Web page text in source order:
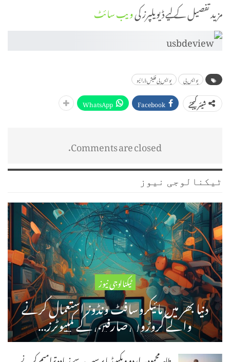
مزید تفصیل کے لیے ڈیویلپرز کیویب سائٹ
یو ایس بی یو ایس بی فلیش ڈرائیو
شیئر کیجئے Facebook
WhatsApp
Comments are closed.
ٹیکنالوجی نیوز
ٹیکنالوجی نیوز
دنیا بھر میں مائیکروسافٹ ونڈوز استعمال کرنے
والے کروڑوں صارفین کے کمپیوٹرز…